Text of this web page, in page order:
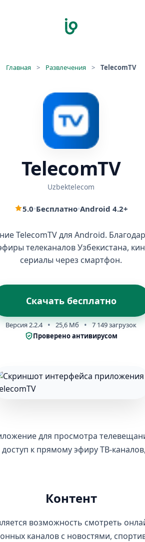
Главная > Развлечения > TelecomTV
TelecomTV
Uzbektelecom
5.0•Бесплатно•Android 4.2+
TelecomTV для Android.
телеканалов Узбекистана,
сериалы через смартфон.
Скачать бесплатно
Версия 2.2.4 25,6 Мб
7 149 загрузок
Проверено антивирусом
для просмотра
к прямому эфиру ТВ-
Контент
возможность смотреть
каналов с новостями,